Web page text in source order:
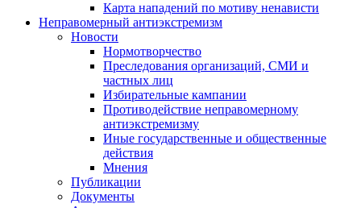
Карта нападений по мотиву ненависти
Неправомерный антиэкстремизм
Новости
Нормотворчество
Преследования организаций, СМИ и
частных лиц
Избирательные кампании
Противодействие неправомерному
антиэкстремизму
Иные государственные и общественные
действия
Мнения
Публикации
Документы